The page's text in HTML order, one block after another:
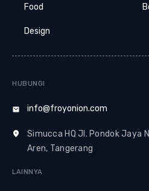
Food
Design
HUBUNGI
info@froyonion.com
Simucca HQ Jl. Pondok Jaya
Aren, Tangerang
LAINNYA